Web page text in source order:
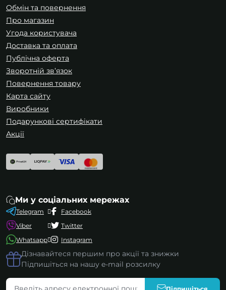
Обмін та повернення
Про магазин
Угода користувача
Доставка та оплата
Публічна оферта
Зворотній зв’язок
Повернення товару
Карта сайту
Виробники
Подарункові сертифікати
Акції
Ми у соціальних мережах
Telegram
Viber
Whatsapp
Facebook
Twitter
Instagram
Дізнавайтеся першим про акції та знижки
Підпишіться на нашу e-mail розсилку
Підпишіться